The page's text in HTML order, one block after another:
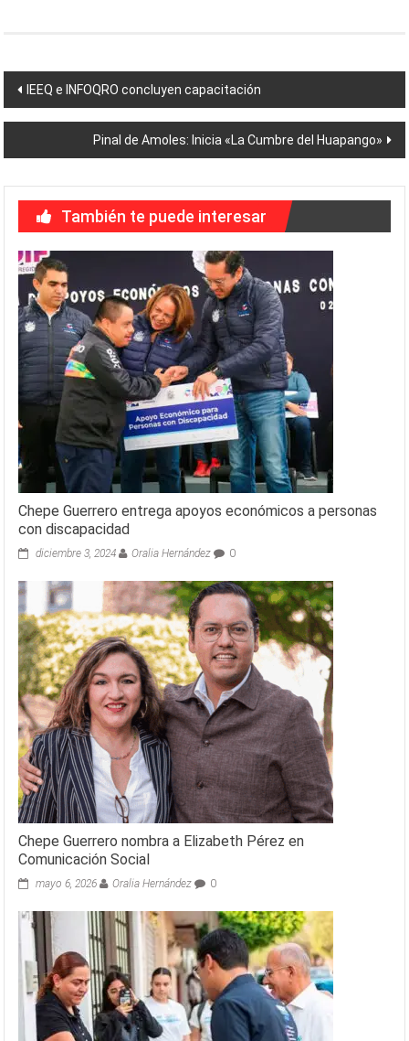
Navegación
de
entradas
IEEQ e INFOQRO concluyen capacitación
Pinal de Amoles: Inicia «La Cumbre del Huapango»
También te puede interesar
Chepe Guerrero entrega apoyos económicos a personas
con discapacidad
diciembre 3, 2024 Oralia Hernández 0
Chepe Guerrero nombra a Elizabeth Pérez en
Comunicación Social
mayo 6, 2026 Oralia Hernández 0